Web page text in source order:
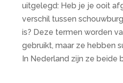
uitgelegd: Heb je je ooit
verschil tussen
is? Deze termen worden
gebruikt, maar ze hebben
In Nederland zijn ze beide